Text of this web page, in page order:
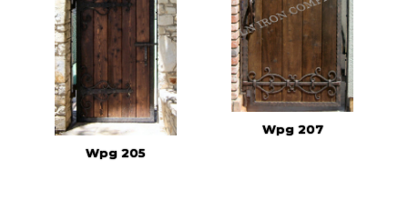
Wpg 205
Wpg 207